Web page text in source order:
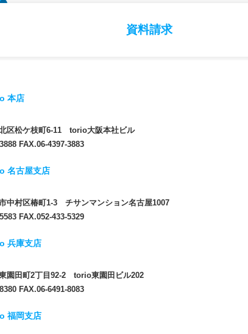
資料請求
本店
区松ケ枝町6-11 torio大阪本社ビル
FAX.06-4397-3883
名古屋支店
中村区椿町1-3 チサンマンション名古屋1007
FAX.052-433-5329
兵庫支店
園田町2丁目92-2 torio東園田ビル202
FAX.06-6491-8083
福岡支店